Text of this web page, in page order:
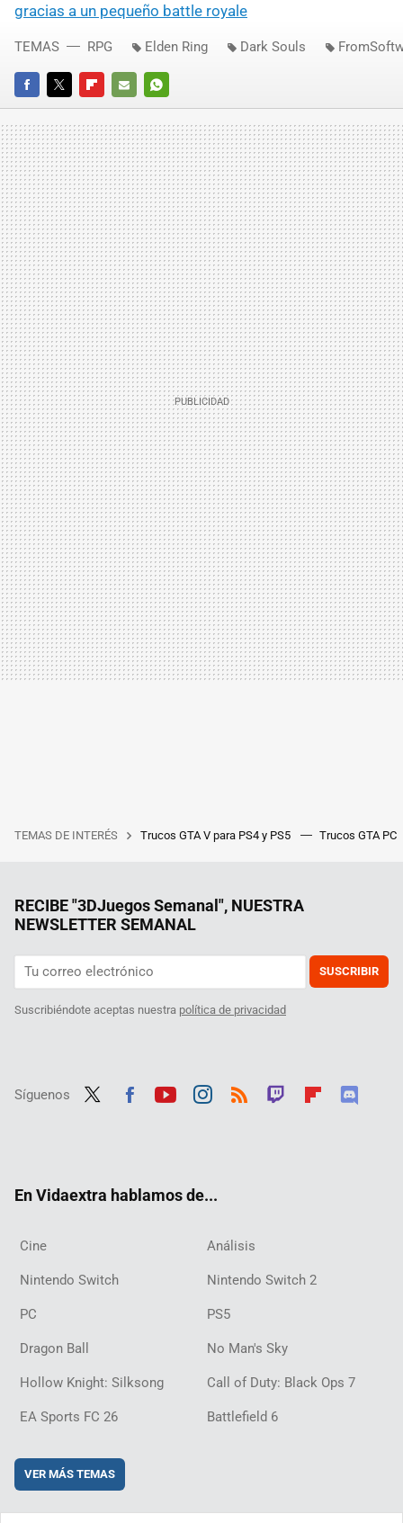
gracias a un pequeño battle royale
FACEBOOKTWITTERFLIPBOARD
E-
MAIL
WHATSAPP
TEMAS RPG Elden Ring Dark Souls
TEMAS DE INTERÉS Trucos GTA V para PS4 y PS5 Trucos GTA PC
RECIBE "3DJuegos Semanal", NUESTRA
NEWSLETTER SEMANAL
SUSCRIBIR
Suscribiéndote aceptas nuestra política de privacidad
Síguenos
En Vidaextra hablamos de...
Cine Análisis
Nintendo Switch Nintendo Switch 2
PC PS5
Dragon Ball No Man's Sky
Hollow Knight: Silksong Call of Duty: Black Ops 7
EA Sports FC 26 Battlefield 6
VER MÁS TEMAS